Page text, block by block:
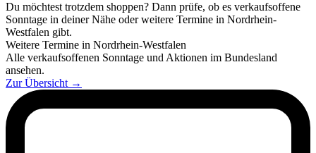
Du möchtest trotzdem shoppen? Dann prüfe, ob es verkaufsoffene
Sonntage in deiner Nähe oder weitere Termine in Nordrhein-
Westfalen gibt.
Weitere Termine in Nordrhein-Westfalen
Alle verkaufsoffenen Sonntage und Aktionen im Bundesland
ansehen.
Zur Übersicht →